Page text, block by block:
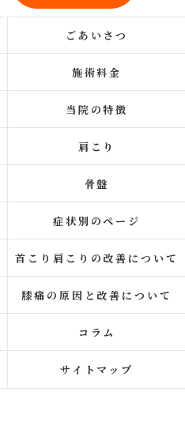
ごあいさつ
施術料金
当院の特徴
肩こり
骨盤
症状別のページ
首こり肩こりの改善について
膝痛の原因と改善について
コラム
サイトマップ